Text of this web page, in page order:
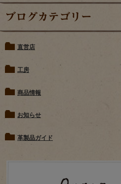
ブログカテゴリー
直営店
工房
商品情報
お知らせ
革製品ガイド